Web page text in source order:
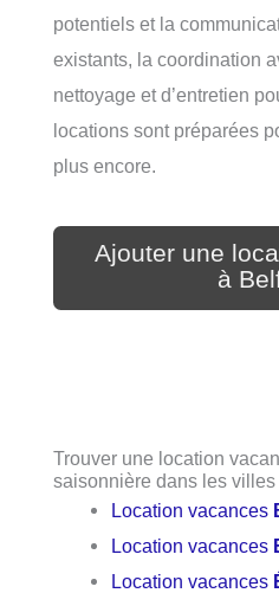
potentiels et la
existants, la coordination
nettoyage et d’entretien
locations sont préparées
plus encore.
Ajouter une
à
Trouver une location
saisonnière dans les
Location vacances
Location vacances
Location vacances